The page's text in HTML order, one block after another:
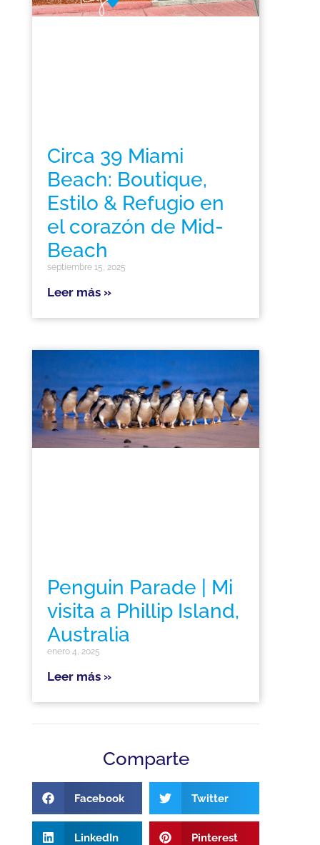
Circa 39 Miami
Beach: Boutique,
Estilo & Refugio en
el corazón de Mid-
Beach
septiembre 15, 2025
Leer más »
Penguin Parade | Mi
visita a Phillip Island,
Australia
enero 4, 2025
Leer más »
Comparte
Facebook Twitter
LinkedIn Pinterest